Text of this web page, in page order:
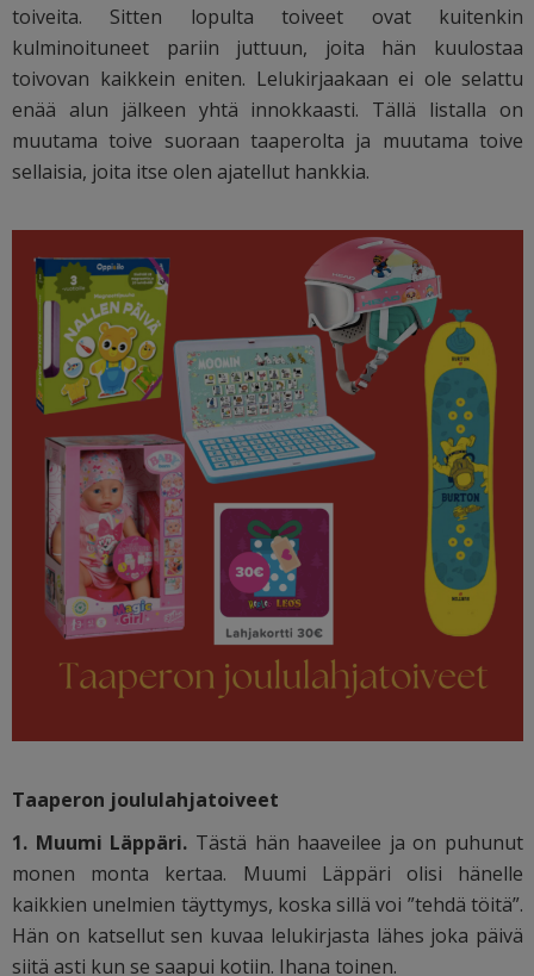
toiveita. Sitten lopulta toiveet ovat kuitenkin
kulminoituneet pariin juttuun, joita hän kuulostaa
toivovan kaikkein eniten. Lelukirjaakaan ei ole selattu
enää alun jälkeen yhtä innokkaasti. Tällä listalla on
muutama toive suoraan taaperolta ja muutama toive
sellaisia, joita itse olen ajatellut hankkia.
Taaperon joululahjatoiveet
1. Muumi Läppäri. Tästä hän haaveilee ja on puhunut
monen monta kertaa. Muumi Läppäri olisi hänelle
kaikkien unelmien täyttymys, koska sillä voi ”tehdä töitä”.
Hän on katsellut sen kuvaa lelukirjasta lähes joka päivä
siitä asti kun se saapui kotiin. Ihana toinen.